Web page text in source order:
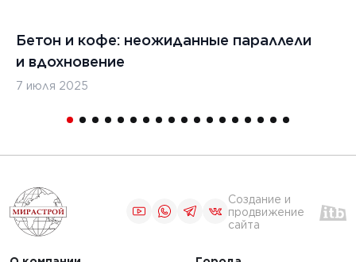
Бетон и кофе: неожиданные параллели
и вдохновение
7 июля 2025
Создание и
продвижение
сайта